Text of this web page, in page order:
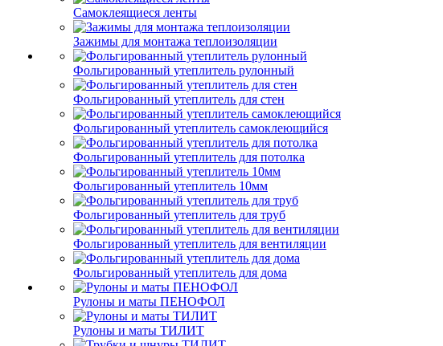
Самоклеящиеся ленты
Зажимы для монтажа теплоизоляции
Фольгированный утеплитель рулонный
Фольгированный утеплитель для стен
Фольгированный утеплитель самоклеющийся
Фольгированный утеплитель для потолка
Фольгированный утеплитель 10мм
Фольгированный утеплитель для труб
Фольгированный утеплитель для вентиляции
Фольгированный утеплитель для дома
Рулоны и маты ПЕНОФОЛ
Рулоны и маты ТИЛИТ